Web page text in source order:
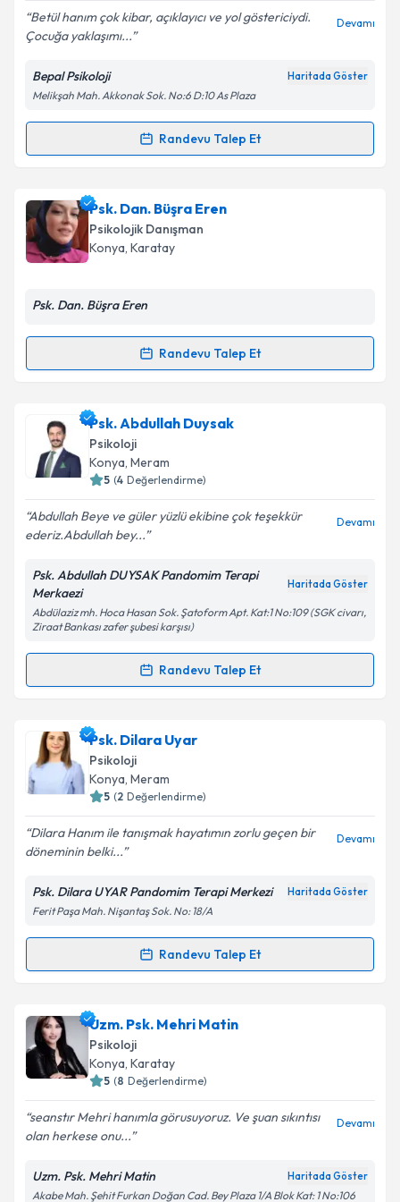
E-posta Adresiniz
Kişisel verilerimin işlenmesine ilişkin
Metni'ni okudum ve kişisel verilerimin belirtilen
kapsamda işlenmesini kabul ediyorum.
Betül hanım çok kibar, açıklayıcı ve yol göstericiydi.
Çocuğa yaklaşımı...
Devamı
Bepal Psikoloji Haritada Göster
Melikşah Mah. Akkonak Sok. No:6 D:10 As Plaza
Randevu Talep Et
Randevu Takvimi Talebi
Klinik Psikolog Betül Palancı
talebi oluşturun. Size bu uzmandan randevu almanız
için bir takvim hazırlandığında e-posta ile
bilgilendireceğiz.
kapsamda işlenmesini kabul ediyorum.
Takvim Talebini Gönder
Psk. Dan. Büşra Eren
Psikolojik Danışman
Konya, Karatay
Psk. Dan. Büşra Eren
Randevu Talep Et
Randevu Takvimi Talebi
Psk. Dan. Büşra Ereniçin randevu takvimi talebi
oluşturun. Size bu uzmandan randevu almanız için bir
takvim hazırlandığında e-posta ile bilgilendireceğiz.
Kişisel verilerimin işlenmesine ilişkin
Aydınlatma
kapsamda işlenmesini kabul ediyorum.
Takvim Talebini Gönder
Psk. Abdullah Duysak
Psikoloji
Konya, Meram
5 (4 Değerlendirme)
Abdullah Beye ve güler yüzlü ekibine çok teşekkür
ederiz.Abdullah bey...
Devamı
Psk. Abdullah DUYSAK Pandomim Terapi
Merkaezi
Haritada Göster
Abdülaziz mh. Hoca Hasan Sok. Şatoform Apt. Kat:1 No:109 (SGK civarı,
Ziraat Bankası zafer şubesi karşısı)
Randevu Talep Et
Randevu Takvimi Talebi
Psk. Abdullah Duysakiçin randevu takvimi talebi
oluşturun. Size bu uzmandan randevu almanız için bir
takvim hazırlandığında e-posta ile bilgilendireceğiz.
Kişisel verilerimin işlenmesine ilişkin
Aydınlatma
Metni'ni okudum ve kişisel verilerimin belirtilen
kapsamda işlenmesini kabul ediyorum.
Psk. Dilara Uyar
Psikoloji
Konya, Meram
5 (2 Değerlendirme)
Dilara Hanım ile tanışmak hayatımın zorlu geçen bir
döneminin belki...
Devamı
Psk. Dilara UYAR Pandomim Terapi Merkezi Haritada Göster
Ferit Paşa Mah. Nişantaş Sok. No: 18/A
Randevu Talep Et
Randevu Takvimi Talebi
Psk. Dilara Uyariçin randevu takvimi talebi oluşturun.
Size bu uzmandan randevu almanız için bir takvim
hazırlandığında e-posta ile bilgilendireceğiz.
Kişisel verilerimin işlenmesine ilişkin
Aydınlatma
Uzm. Psk. Mehri Matin
Psikoloji
Konya, Karatay
5 (8 Değerlendirme)
seanstır Mehri hanımla görusuyoruz. Ve şuan sıkıntısı
olan herkese onu...
Devamı
Uzm. Psk. Mehri Matin Haritada Göster
Akabe Mah. Şehit Furkan Doğan Cad. Bey Plaza 1/A Blok Kat: 1 No:106